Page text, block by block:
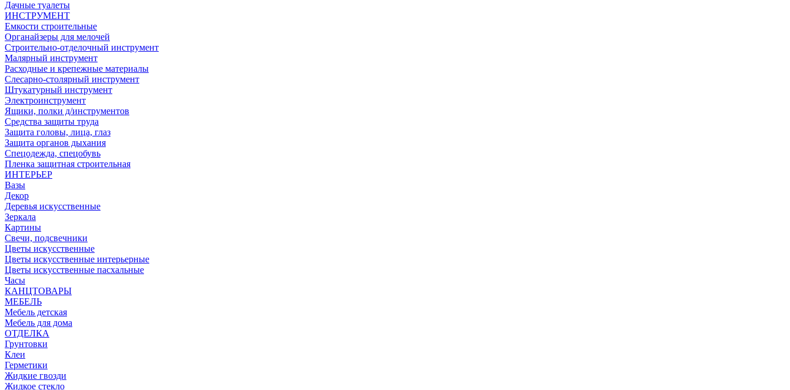
Дачные туалеты
ИНСТРУМЕНТ
Емкости строительные
Органайзеры для мелочей
Строительно-отделочный инструмент
Малярный инструмент
Расходные и крепежные материалы
Слесарно-столярный инструмент
Штукатурный инструмент
Электроинструмент
Ящики, полки д/инструментов
Средства защиты труда
Защита головы, лица, глаз
Защита органов дыхания
Спецодежда, спецобувь
Пленка защитная строительная
ИНТЕРЬЕР
Вазы
Декор
Деревья искусственные
Зеркала
Картины
Свечи, подсвечники
Цветы искусственные
Цветы искусственные интерьерные
Цветы искусственные пасхальные
Часы
КАНЦТОВАРЫ
МЕБЕЛЬ
Мебель детская
Мебель для дома
ОТДЕЛКА
Грунтовки
Клеи
Герметики
Жидкие гвозди
Жидкое стекло